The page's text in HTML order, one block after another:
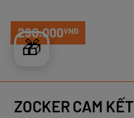
🎁
290.000VNĐ
ZOCKER CAM KẾT